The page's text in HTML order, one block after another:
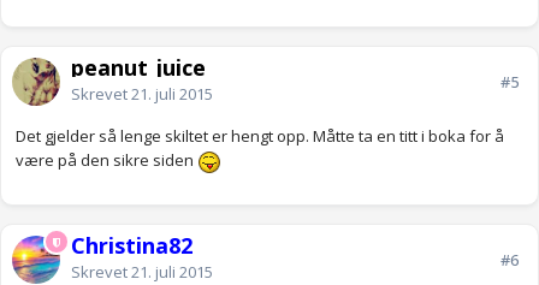
peanut_juice
Skrevet21. juli 2015
#5
Det gjelder så lenge skiltet er hengt opp. Måtte ta en titt i boka for å
være på den sikre siden
Christina82
Skrevet21. juli 2015
#6